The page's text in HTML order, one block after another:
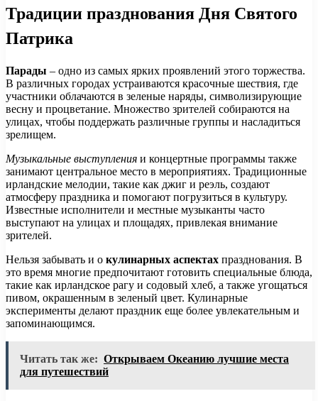
Традиции празднования Дня Святого
Патрика
Парады – одно из самых ярких проявлений этого торжества.
В различных городах устраиваются красочные шествия, где
участники облачаются в зеленые наряды, символизирующие
весну и процветание. Множество зрителей собираются на
улицах, чтобы поддержать различные группы и насладиться
зрелищем.
Музыкальные выступления и концертные программы также
занимают центральное место в мероприятиях. Традиционные
ирландские мелодии, такие как джиг и реэль, создают
атмосферу праздника и помогают погрузиться в культуру.
Известные исполнители и местные музыканты часто
выступают на улицах и площадях, привлекая внимание
зрителей.
Нельзя забывать и о кулинарных аспектах празднования. В
это время многие предпочитают готовить специальные блюда,
такие как ирландское рагу и содовый хлеб, а также угощаться
пивом, окрашенным в зеленый цвет. Кулинарные
эксперименты делают праздник еще более увлекательным и
запоминающимся.
Читать так же: Открываем Океанию лучшие места
для путешествий